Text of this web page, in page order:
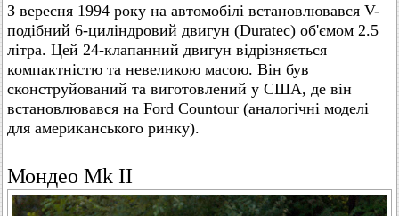
З вересня 1994 року на автомобілі встановлювався V-
подібний 6-циліндровий двигун (Duratec) об'ємом 2.5
літра. Цей 24-клапанний двигун відрізняється
компактністю та невеликою масою. Він був
сконструйований та виготовлений у США, де він
встановлювався на Ford Countour (аналогічні моделі
для американського ринку).
Мондео Mk II